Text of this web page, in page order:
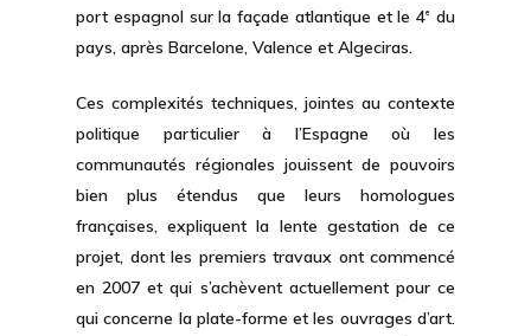
port espagnol sur la façade atlantique et le 4e
du
pays, après Barcelone, Valence et Algeciras.
Ces complexités techniques, jointes au contexte
politique particulier à l’Espagne où les
communautés régionales jouissent de pouvoirs
bien plus étendus que leurs homologues
françaises, expliquent la lente gestation de ce
projet, dont les premiers travaux ont commencé
en 2007 et qui s’achèvent actuellement pour ce
qui concerne la plate-forme et les ouvrages d’art.